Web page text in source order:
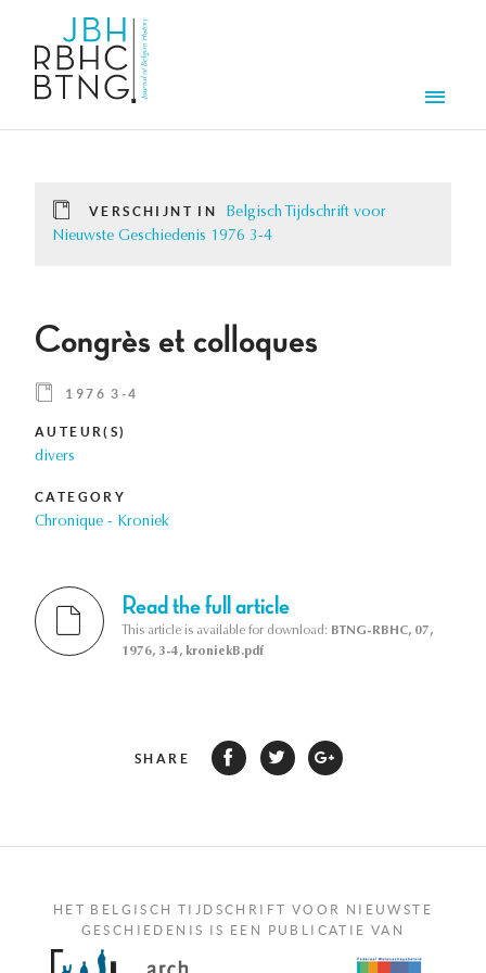
VERSCHIJNT IN
Belgisch Tijdschrift voor
Nieuwste Geschiedenis 1976 3-4
Congrès et colloques
1976 3-4
AUTEUR(S)
divers
CATEGORY
Chronique - Kroniek
Read the full article
This article is available for download: BTNG-RBHC, 07,
1976, 3-4, kroniekB.pdf
SHARE
HET BELGISCH TIJDSCHRIFT VOOR NIEUWSTE
GESCHIEDENIS IS EEN PUBLICATIE VAN